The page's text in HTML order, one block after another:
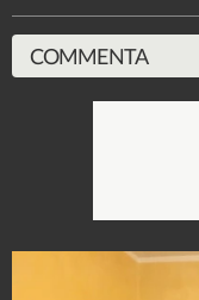
COMMENTA